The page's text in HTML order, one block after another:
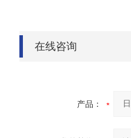
在线咨询
产品：